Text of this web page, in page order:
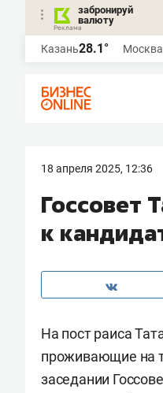
забронируй
валюту
Казань28.1° Москва
18 апреля 2025, 12:36
Госсовет
к
На пост раиса
проживающие на
заседании